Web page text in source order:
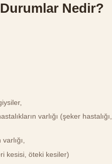
Nedir?
varlığı (şeker
kesisi, öteki kesiler)